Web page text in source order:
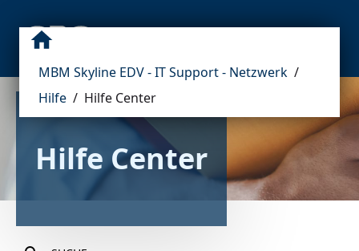
MBM Skyline EDV - IT Support - Netzwerk /
Hilfe / Hilfe Center
Hilfe Center